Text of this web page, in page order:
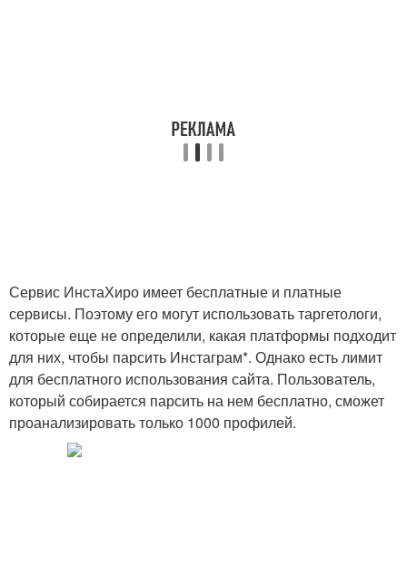
Сервис ИнстаХиро имеет бесплатные и платные
сервисы. Поэтому его могут использовать таргетологи,
которые еще не определили, какая платформы подходит
для них, чтобы парсить Инстаграм*. Однако есть лимит
для бесплатного использования сайта. Пользователь,
который собирается парсить на нем бесплатно, сможет
проанализировать только 1000 профилей.